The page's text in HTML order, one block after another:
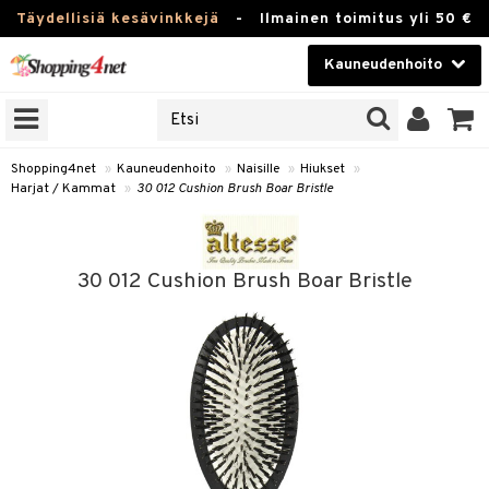
Täydellisiä kesävinkkejä - Ilmainen toimitus yli 50 €
Kauneudenhoito
Kauneudenhoito
Piilolinssit
Shopping4net » Kauneudenhoito » Naisille » Hiukset »
Harjat / Kammat » 30 012 Cushion Brush Boar Bristle
30 012 Cushion Brush Boar Bristle